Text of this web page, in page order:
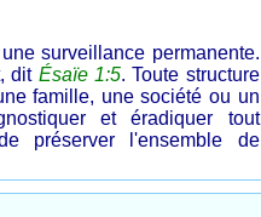
surveillance permanente.
dit Ésaïe 1:5. Toute structure
famille, une société ou un
et éradiquer tout
préserver l'ensemble de